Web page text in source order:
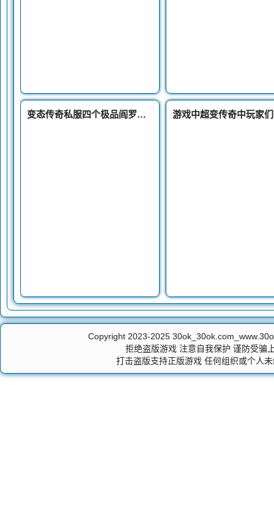
变态传奇私服四个极品阎罗手套最后一个属性很强却很尴尬
Copyright 2023-2025
拒绝盗版游戏 注意自我保护 谨防受骗
打击盗版支持正版游戏 任何组织或个人